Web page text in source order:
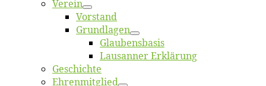
Ver­ein
Vor­stand
Grund­la­gen
Glaubens­ba­sis
Lausan­ner Erklärung
Ge­schich­te
Eh­ren­mit­glied